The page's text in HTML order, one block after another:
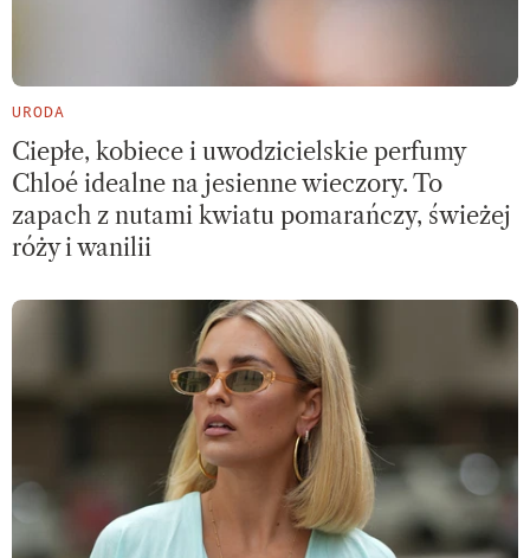
URODA
Ciepłe, kobiece i uwodzicielskie perfumy
Chloé idealne na jesienne wieczory. To
zapach z nutami kwiatu pomarańczy, świeżej
róży i wanilii